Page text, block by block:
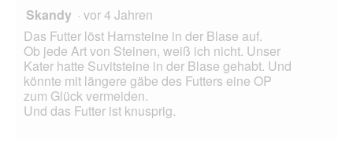
Skandy · vor 4 Jahren
Das Futter löst Harnsteine in der Blase auf.
Ob jede Art von Steinen, weiß ich nicht. Unser
Kater hatte Suvitsteine in der Blase gehabt. Und
könnte mit längere gäbe des Futters eine OP
zum Glück vermeiden.
Und das Futter ist knusprig.